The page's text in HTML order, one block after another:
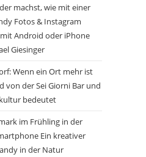
machst, wie mit einer
Fotos & Instagram
Android oder iPhone
Giesinger
Wenn ein Ort mehr ist
von der Sei Gior­ni Bar und
bedeutet
im Frühling in der
Ein kreativer
in der Natur